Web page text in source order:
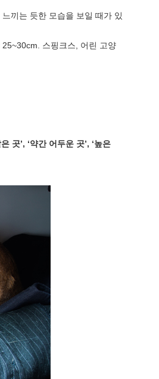
끼는 듯한 모습을 보일 때가 있
스핑크스, 어린 고양
곳’, ‘약간 어두운 곳’, ‘높은